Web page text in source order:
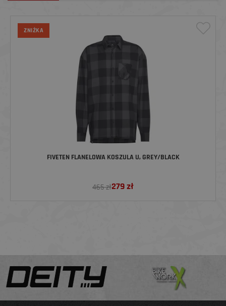
ZNIŻKA
FIVETEN FLANELOWA KOSZULA U, GREY/BLACK
465 zł279zł